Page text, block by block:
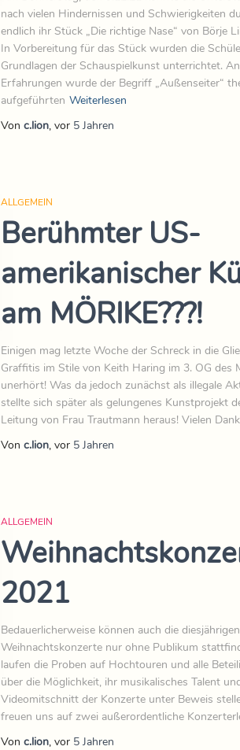
nach vielen Hindernissen und Schwierigkeiten
endlich ihr Stück „Die richtige Nase“ von Börje
In Vorbereitung für das Stück wurden die
Grundlagen der Schauspielkunst unterrichtet.
Erfahrungen wurde der Begriff „Außenseiter“
aufgeführten Weiterlesen
Von c.lion, vor 5 Jahren
ALLGEMEIN
Berühmter US-
amerikanischer
am MÖRIKE???!
Einigen mag letzte Woche der Schreck in die
Graffitis im Stile von Keith Haring im 3. OG des
unerhört! Was da jedoch zunächst als illegale
stellte sich später als gelungenes Kunstprojekt
Leitung von Frau Trautmann heraus! Vielen
Von c.lion, vor 5 Jahren
ALLGEMEIN
2021
Bedauerlicherweise können auch die diesjährigen
Weihnachtskonzerte nur ohne Publikum
laufen die Proben auf Hochtouren und alle
über die Möglichkeit, ihr musikalisches Talent
Videomitschnitt der Konzerte unter Beweis
freuen uns auf zwei außerordentliche
Von c.lion, vor 5 Jahren